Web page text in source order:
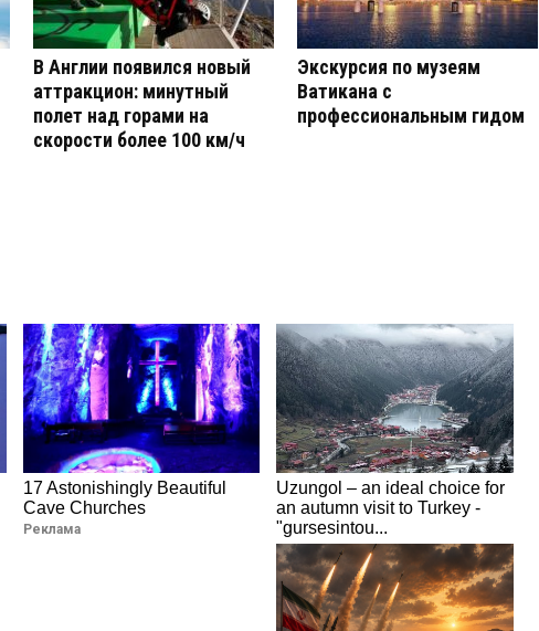
В Англии появился новый
аттракцион: минутный
полет над горами на
скорости более 100 км/ч
Экскурсия по музеям
Ватикана с
профессиональным гидом
17 Astonishingly Beautiful
Cave Churches
Реклама
Uzungol – an ideal choice for
an autumn visit to Turkey -
"gursesintou...